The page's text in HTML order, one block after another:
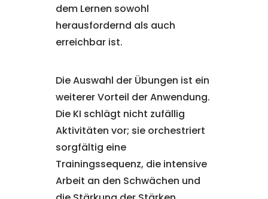
dem Lernen sowohl
herausfordernd als auch
erreichbar ist.
Die Auswahl der Übungen ist ein
weiterer Vorteil der Anwendung.
Die KI schlägt nicht zufällig
Aktivitäten vor; sie orchestriert
sorgfältig eine
Trainingssequenz, die intensive
Arbeit an den Schwächen und